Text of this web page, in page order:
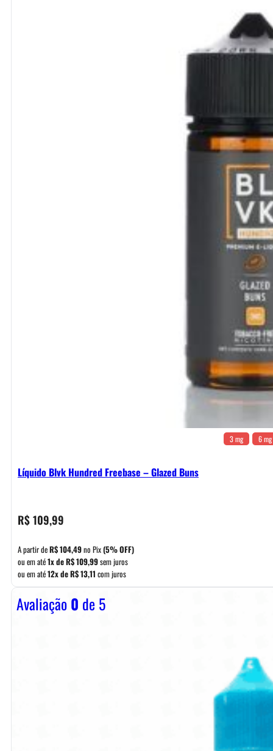
3 mg 6 mg
Líquido Blvk Hundred Freebase – Glazed Buns
R$109,99
A partir deR$104,49no Pix(5% OFF)
ou em até1x deR$109,99sem juros
ou em até12x deR$13,11 com juros
Avaliação0 de 5